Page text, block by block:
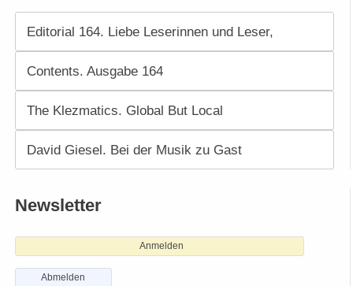
Editorial 164. Liebe Leserinnen und Leser,
Contents. Ausgabe 164
The Klezmatics. Global But Local
David Giesel. Bei der Musik zu Gast
Newsletter
Anmelden
Abmelden